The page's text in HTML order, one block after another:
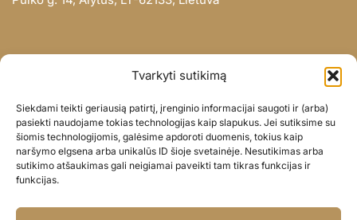
Tvarkyti sutikimą
Siekdami teikti geriausią patirtį, įrenginio informacijai saugoti ir (arba)
pasiekti naudojame tokias technologijas kaip slapukus. Jei sutiksime su
šiomis technologijomis, galėsime apdoroti duomenis, tokius kaip
naršymo elgsena arba unikalūs ID šioje svetainėje. Nesutikimas arba
sutikimo atšaukimas gali neigiamai paveikti tam tikras funkcijas ir
funkcijas.
Didmena
Darbų portfolio
Privatumo politika
Parduotuvės politika